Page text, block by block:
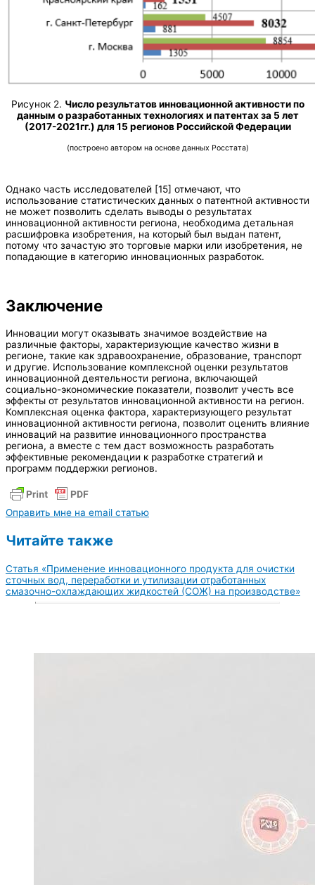
Рисунок 2. Число результатов инновационной активности по
данным о разработанных технологиях и патентах за 5 лет
(2017-2021гг.) для 15 регионов Российской Федерации
(построено автором на основе данных Росстата)
Однако часть исследователей [15] отмечают, что
использование статистических данных о патентной активности
не может позволить сделать выводы о результатах
инновационной активности региона, необходима детальная
расшифровка изобретения, на который был выдан патент,
потому что зачастую это торговые марки или изобретения, не
попадающие в категорию инновационных разработок.
Заключение
Инновации могут оказывать значимое воздействие на
различные факторы, характеризующие качество жизни в
регионе, такие как здравоохранение, образование, транспорт
и другие. Использование комплексной оценки результатов
инновационной деятельности региона, включающей
социально-экономические показатели, позволит учесть все
эффекты от результатов инновационной активности на регион.
Комплексная оценка фактора, характеризующего результат
инновационной активности региона, позволит оценить влияние
инноваций на развитие инновационного пространства
региона, а вместе с тем даст возможность разработать
эффективные рекомендации к разработке стратегий и
программ поддержки регионов.
Оправить мне на email статью
Читайте также
Статья «Применение инновационного продукта для очистки
сточных вод, переработки и утилизации отработанных
смазочно-охлаждающих жидкостей (СОЖ) на производстве»